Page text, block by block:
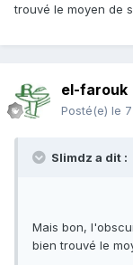
trouvé le moyen de
el-farouk
Posté(e) le
Slimdz a dit :
Mais bon,
bien trouvé le